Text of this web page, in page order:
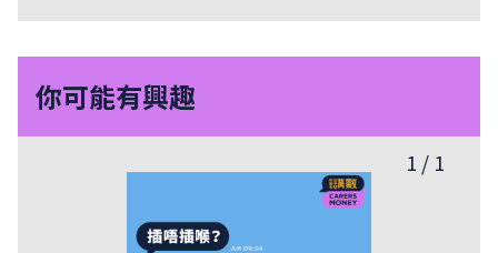
你可能有興趣
1 / 1